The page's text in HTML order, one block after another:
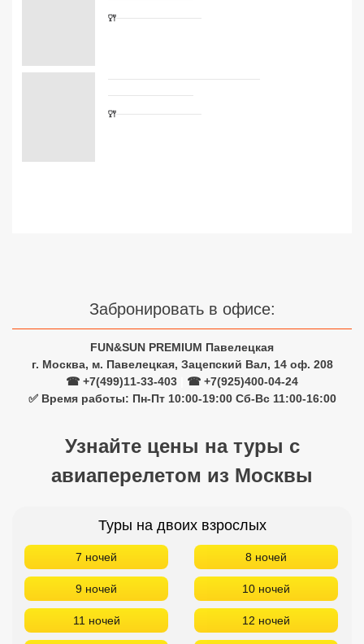
Забронировать в офисе:
FUN&SUN PREMIUM Павелецкая
г. Москва, м. Павелецкая, Зацепский Вал, 14 оф. 208
☎ +7(499)11-33-403
☎ +7(925)400-04-24
✅ Время работы: Пн-Пт 10:00-19:00 Сб-Вс 11:00-16:00
Узнайте цены на туры с
авиаперелетом из Москвы
Туры на двоих взрослых
7 ночей 8 ночей
9 ночей 10 ночей
11 ночей 12 ночей
Сетевые отели Турции
Сетевые отели ОАЭ
Сетевые отели Таиланда
Сетевые отели Шри Ланки
Сетевые отели Сейшел
Сетевые отели Маврикия